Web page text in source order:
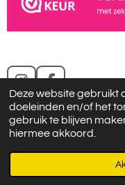
Deze website gebruikt
doeleinden en/of het
gebruik te blijven
hiermee akkoord.
n
s
t
a
g
a
a
c
e
b
o
k
Volg ons op Instagram
© 2021 Ma Puce